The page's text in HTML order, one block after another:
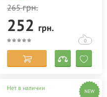
265грн.
252 грн.
0
Нет в наличии NEW